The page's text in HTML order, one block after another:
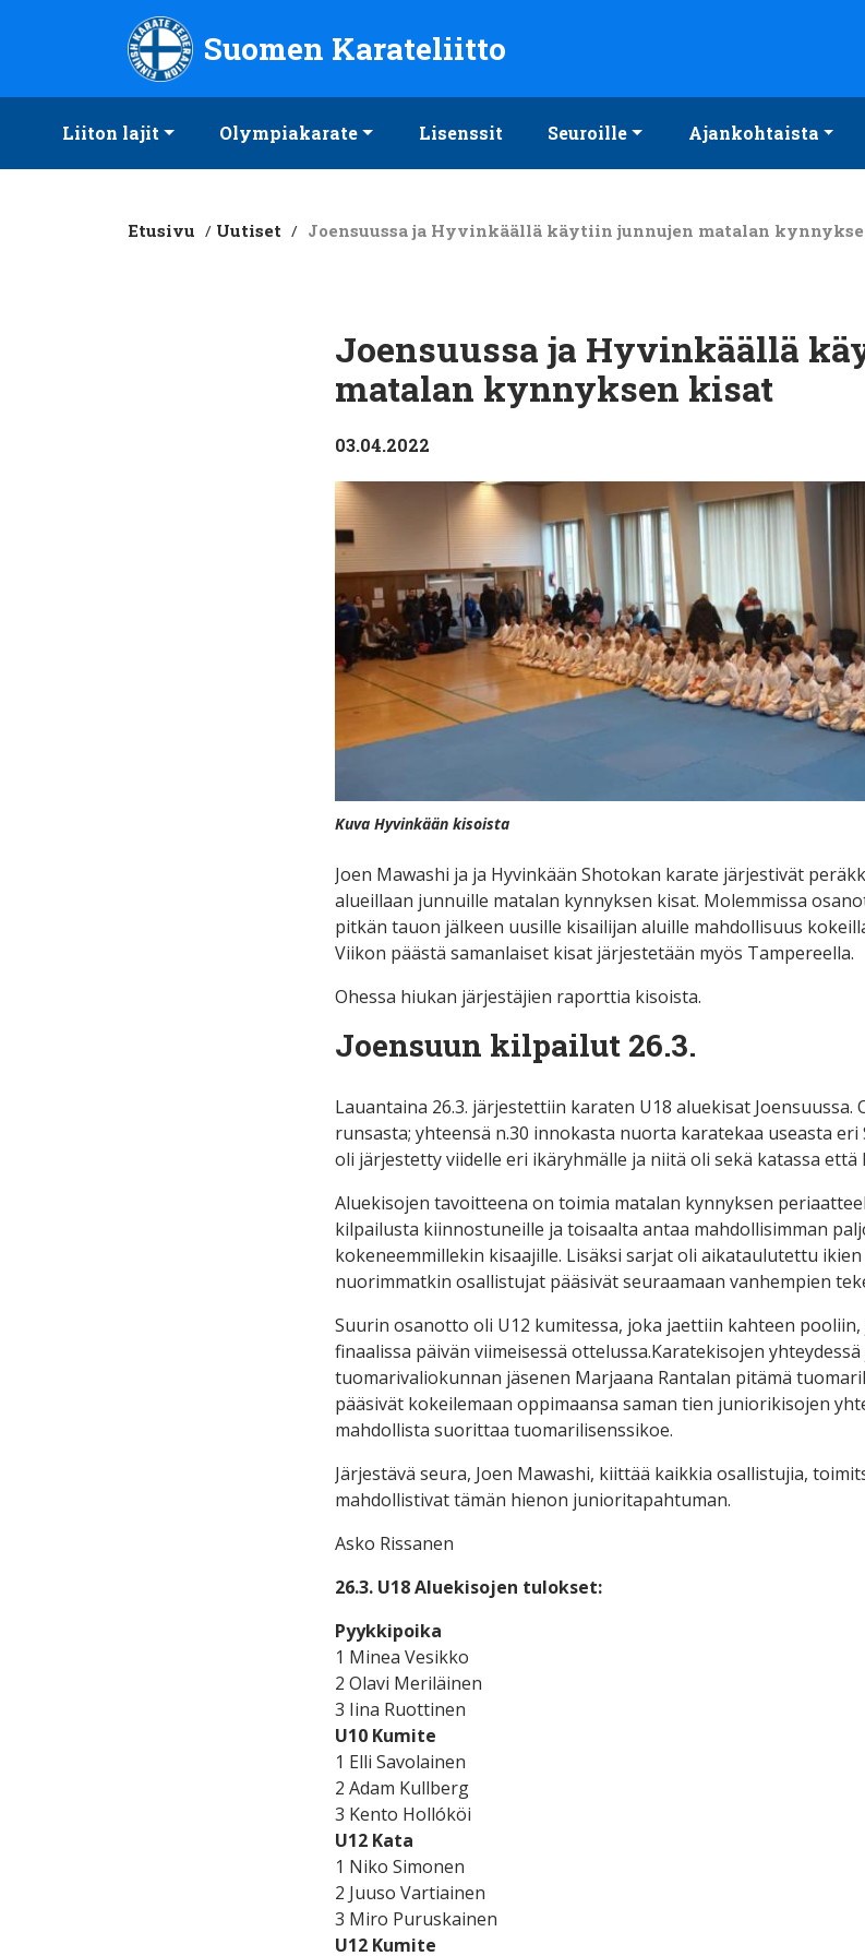
Suomen Karateliitto ry
Suomen Karateliitto
Liiton lajit Olympiakarate Lisenssit Seuroille Ajankohtaista
Etusivu / Uutiset / Joensuussa ja Hyvinkäällä käytiin junnujen matalan
Joensuussa ja Hyvinkäällä
matalan kynnyksen kisat
03.04.2022
Kuva Hyvinkään kisoista
Joen Mawashi ja ja Hyvinkään Shotokan karate järjestivät
alueillaan junnuille matalan kynnyksen kisat. Molemmissa
pitkän tauon jälkeen uusille kisailijan aluille mahdollisuus
Viikon päästä samanlaiset kisat järjestetään myös Tampereella.
Ohessa hiukan järjestäjien raporttia kisoista.
Joensuun kilpailut 26.3.
Lauantaina 26.3. järjestettiin karaten U18 aluekisat
runsasta; yhteensä n.30 innokasta nuorta karatekaa useasta eri
oli järjestetty viidelle eri ikäryhmälle ja niitä oli sekä katassa että
Aluekisojen tavoitteena on toimia matalan kynnyksen
kilpailusta kiinnostuneille ja toisaalta antaa mahdollisimman
kokeneemmillekin kisaajille. Lisäksi sarjat oli aikataulutettu
nuorimmatkin osallistujat pääsivät seuraamaan vanhempien
Suurin osanotto oli U12 kumitessa, joka jaettiin kahteen
finaalissa päivän viimeisessä ottelussa.Karatekisojen
tuomarivaliokunnan jäsenen Marjaana Rantalan pitämä
pääsivät kokeilemaan oppimaansa saman tien juniorikisojen
mahdollista suorittaa tuomarilisenssikoe.
Järjestävä seura, Joen Mawashi, kiittää kaikkia osallistujia,
mahdollistivat tämän hienon junioritapahtuman.
Asko Rissanen
26.3. U18 Aluekisojen tulokset:
Pyykkipoika
1 Minea Vesikko
2 Olavi Meriläinen
3 Iina Ruottinen
U10 Kumite
1 Elli Savolainen
2 Adam Kullberg
3 Kento Hollóköi
U12 Kata
1 Niko Simonen
2 Juuso Vartiainen
3 Miro Puruskainen
U12 Kumite